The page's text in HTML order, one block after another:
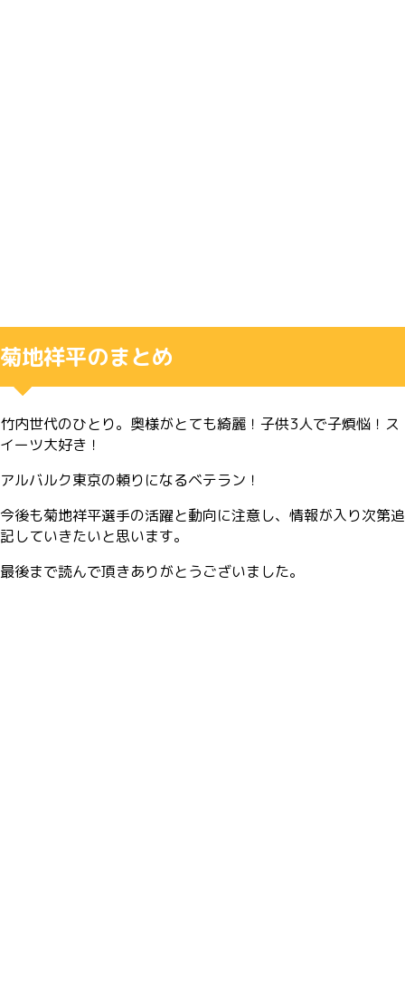
菊地祥平のまとめ
竹内世代のひとり。奥様がとても綺麗！子供3人で子煩悩！ス
イーツ大好き！
アルバルク東京の頼りになるベテラン！
今後も菊地祥平選手の活躍と動向に注意し、情報が入り次第追
記していきたいと思います。
最後まで読んで頂きありがとうございました。